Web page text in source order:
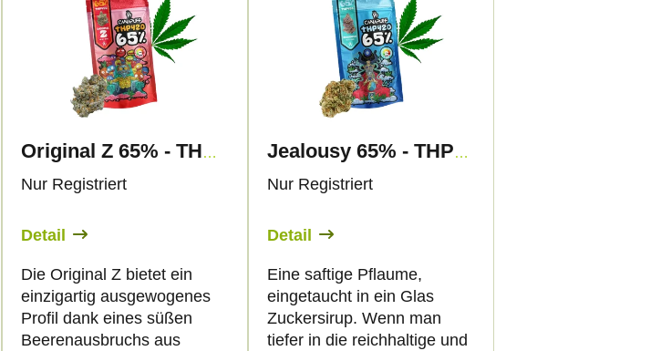
Original Z 65% - THP420 Blüten - Canapuff
Nur Registriert
Detail
Die Original Z bietet ein
einzigartig ausgewogenes
Profil dank eines süßen
Beerenausbruchs aus
Jealousy 65% - THP420 Blüten - Canapuff
Nur Registriert
Detail
Eine saftige Pflaume,
eingetaucht in ein Glas
Zuckersirup. Wenn man
tiefer in die reichhaltige und